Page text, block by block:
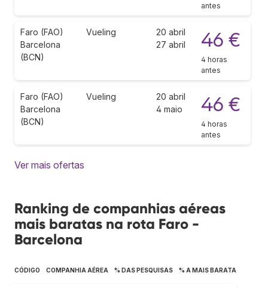
antes
Faro (FAO)
Barcelona
(BCN)
Vueling
20 abril
27 abril
46 €
4 horas
antes
Faro (FAO)
Barcelona
(BCN)
Vueling
20 abril
4 maio
46 €
4 horas
antes
Ver mais ofertas
Ranking de companhias aéreas
mais baratas na rota Faro -
Barcelona
CÓDIGO COMPANHIA AÉREA % DAS PESQUISAS % A MAIS BARATA